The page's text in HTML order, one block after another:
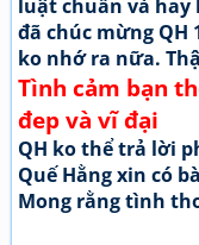
luật chuẩn và hay
đã chúc mừng QH
ko nhớ ra nữa.
Tình cảm bạn
đep và vĩ đại
QH ko thể trả lời
Quế Hằng xin có
Mong rằng tình